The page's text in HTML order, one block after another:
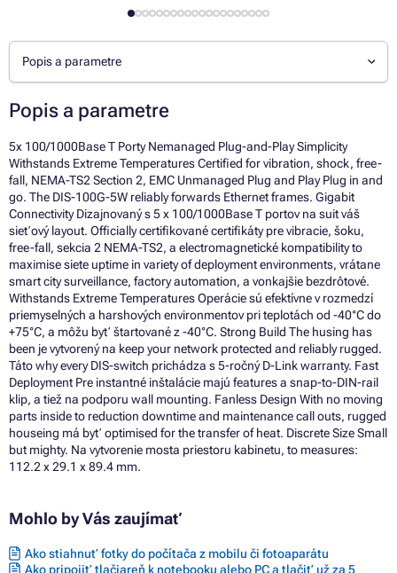
Popis a parametre
Popis a parametre
5x 100/1000Base T Porty Nemanaged Plug-and-Play Simplicity
Withstands Extreme Temperatures Certified for vibration, shock, free-
fall, NEMA-TS2 Section 2, EMC Unmanaged Plug and Play Plug in and
go. The DIS-100G-5W reliably forwards Ethernet frames. Gigabit
Connectivity Dizajnovaný s 5 x 100/1000Base T portov na suit váš
sieťový layout. Officially certifikované certifikáty pre vibracie, šoku,
free-fall, sekcia 2 NEMA-TS2, a electromagnetické kompatibility to
maximise siete uptime in variety of deployment environments, vrátane
smart city surveillance, factory automation, a vonkajšie bezdrôtové.
Withstands Extreme Temperatures Operácie sú efektívne v rozmedzí
priemyselných a harshových environmentov pri teplotách od -40°C do
+75°C, a môžu byť štartované z -40°C. Strong Build The husing has
been je vytvorený na keep your network protected and reliably rugged.
Táto why every DIS-switch prichádza s 5-ročný D-Link warranty. Fast
Deployment Pre instantné inštalácie majú features a snap-to-DIN-rail
klip, a tiež na podporu wall mounting. Fanless Design With no moving
parts inside to reduction downtime and maintenance call outs, rugged
houseing má byť optimised for the transfer of heat. Discrete Size Small
but mighty. Na vytvorenie mosta priestoru kabinetu, to measures:
112.2 x 29.1 x 89.4 mm.
Mohlo by Vás zaujímať
Ako stiahnuť fotky do počítača z mobilu či fotoaparátu
Ako pripojiť tlačiareň k notebooku alebo PC a tlačiť už za 5